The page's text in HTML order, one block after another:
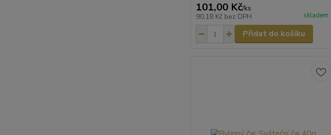
101,00 Kč/ks
90,18 Kč bez DPH skladem
Přidat do košíku